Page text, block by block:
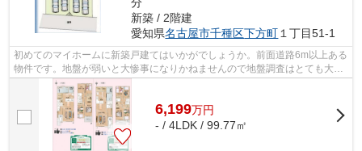
新築 / 2階建
愛知県名古屋市千種区下方町 １丁目51-1
初めてのマイホームに新築戸建てはいかがでしょうか。前面道路6m以上ある
物件です。地盤が弱いと大惨事になりかねませんので地盤調査はとても大切
です。
6,199万円
- / 4LDK / 99.77㎡